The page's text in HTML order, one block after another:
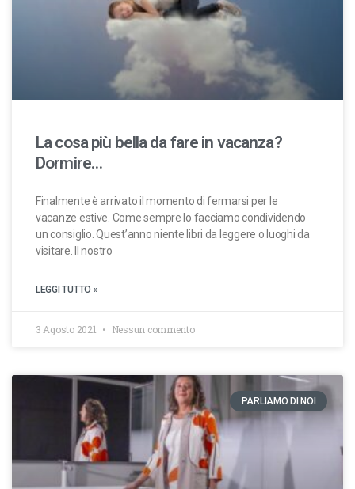
La cosa più bella da fare in vacanza?
Dormire…
Finalmente è arrivato il momento di fermarsi per le
vacanze estive. Come sempre lo facciamo condividendo
un consiglio. Quest’anno niente libri da leggere o luoghi da
visitare. Il nostro
LEGGI TUTTO »
3 Agosto 2021 Nessun commento
PARLIAMO DI NOI